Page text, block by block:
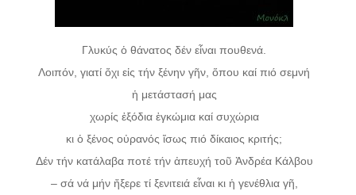
Γλυκύς ὁ θάνατος δέν εἶναι πουθενά.
Λοιπόν, γιατί ὄχι εἰς τήν ξένην γῆν, ὅπου καί πιό σεμνή
ἡ μετάστασή μας
χωρίς ἐξόδια ἐγκώμια καί συχώρια
κι ὁ ξένος οὐρανός ἴσως πιό δίκαιος κριτής;
Δέν τήν κατάλαβα ποτέ τήν ἀπευχή τοῦ Ἀνδρέα Κάλβου
– σά νά μήν ἤξερε τί ξενιτειά εἶναι κι ἡ γενέθλια γῆ,